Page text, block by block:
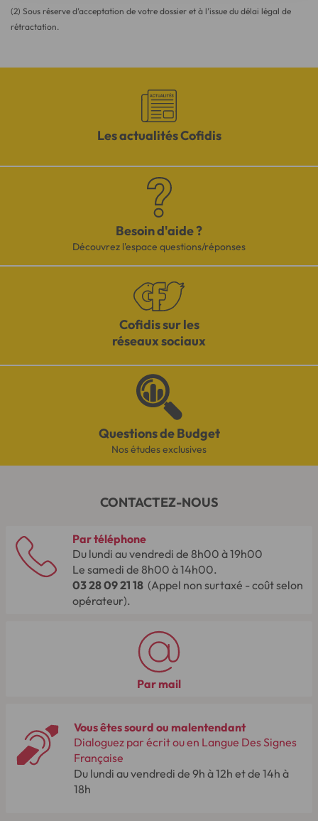
(2) Sous réserve d’acceptation de votre dossier et à l’issue du délai légal de
rétractation.
Les actualités Cofidis
Besoin d'aide ?
Découvrez l'espace questions/réponses
Cofidis sur les
réseaux sociaux
Questions de Budget
Nos études exclusives
CONTACTEZ-NOUS
Par téléphone
Du lundi au vendredi de 8h00 à 19h00
Le samedi de 8h00 à 14h00.
03 28 09 21 18 (Appel non surtaxé - coût selon
opérateur).
Par mail
Vous êtes sourd ou malentendant
Dialoguez par écrit ou en Langue Des Signes
Française
Du lundi au vendredi de 9h à 12h et de 14h à
18h